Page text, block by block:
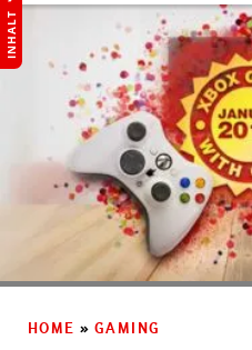
INHALT
HOME » GAMING